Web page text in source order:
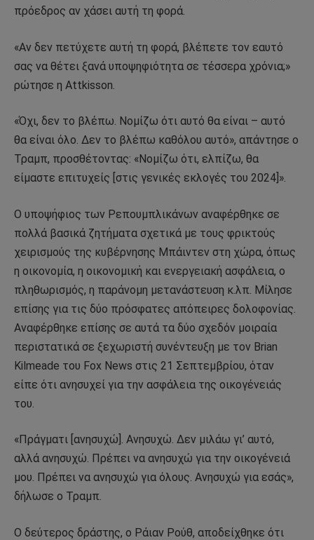
πρόεδρος αν χάσει αυτή τη φορά.
«Αν δεν πετύχετε αυτή τη φορά, βλέπετε τον εαυτό
σας να θέτει ξανά υποψηφιότητα σε τέσσερα χρόνια;»
ρώτησε η Attkisson.
«Όχι, δεν το βλέπω. Νομίζω ότι αυτό θα είναι – αυτό
θα είναι όλο. Δεν το βλέπω καθόλου αυτό», απάντησε ο
Τραμπ, προσθέτοντας: «Νομίζω ότι, ελπίζω, θα
είμαστε επιτυχείς [στις γενικές εκλογές του 2024]».
Ο υποψήφιος των Ρεπουμπλικάνων αναφέρθηκε σε
πολλά βασικά ζητήματα σχετικά με τους φρικτούς
χειρισμούς της κυβέρνησης Μπάιντεν στη χώρα, όπως
η οικονομία, η οικονομική και ενεργειακή ασφάλεια, ο
πληθωρισμός, η παράνομη μετανάστευση κ.λπ. Μίλησε
επίσης για τις δύο πρόσφατες απόπειρες δολοφονίας.
Αναφέρθηκε επίσης σε αυτά τα δύο σχεδόν μοιραία
περιστατικά σε ξεχωριστή συνέντευξη με τον Brian
Kilmeade του Fox News στις 21 Σεπτεμβρίου, όταν
είπε ότι ανησυχεί για την ασφάλεια της οικογένειάς
του.
«Πράγματι [ανησυχώ]. Ανησυχώ. Δεν μιλάω γι’ αυτό,
αλλά ανησυχώ. Πρέπει να ανησυχώ για την οικογένειά
μου. Πρέπει να ανησυχώ για όλους. Ανησυχώ για εσάς»,
δήλωσε ο Τραμπ.
Ο δεύτερος δράστης, ο Ράιαν Ρούθ, αποδείχθηκε ότι